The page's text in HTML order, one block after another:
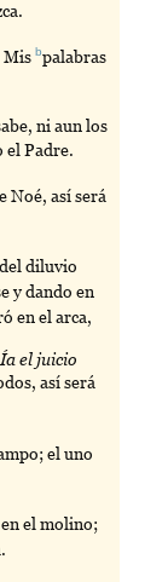
Misbpalabras
ni aun los
el Padre.
Noé, así será
diluvio
y dando en
en el arca,
el juicio
así será
el uno
en el molino;